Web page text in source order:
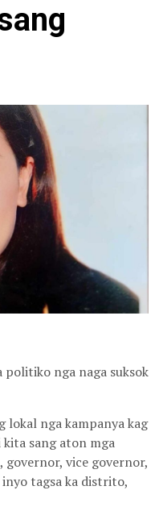
politiko nga naga suksok
lokal nga kampanya kag
sang aton mga
vice governor,
inyo tagsa ka distrito,